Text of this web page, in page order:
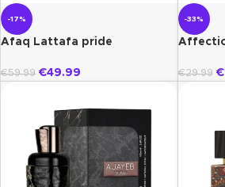
-17%
Afaq Lattafa pride
€59.99 €49.99
-33%
€29.99 €